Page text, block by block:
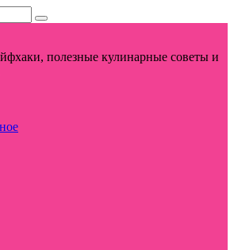
полезные кулинарные советы и